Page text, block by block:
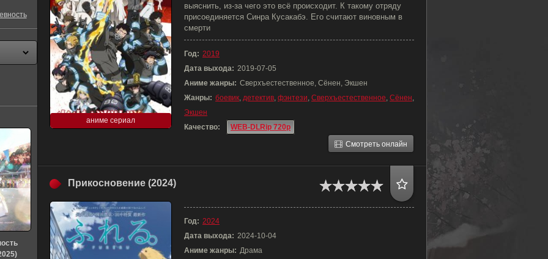
аниме сериал
выяснить, из-за чего это всё происходит. К такому отряду
присоединяется Синра Кусакабэ. Его считают виновным в
смерти
Год: 2019
Дата выхода: 2019-07-05
Аниме жанры: Сверхъестественное, Сёнен, Экшен
Жанры: боевик, детектив, фэнтези, Сверхъестественное, Сёнен,
Экшен
Качество:
WEB-DLRip 720p
Смотреть онлайн
Прикосновение (2024)
Год: 2024
Дата выхода: 2024-10-04
Аниме жанры: Драма